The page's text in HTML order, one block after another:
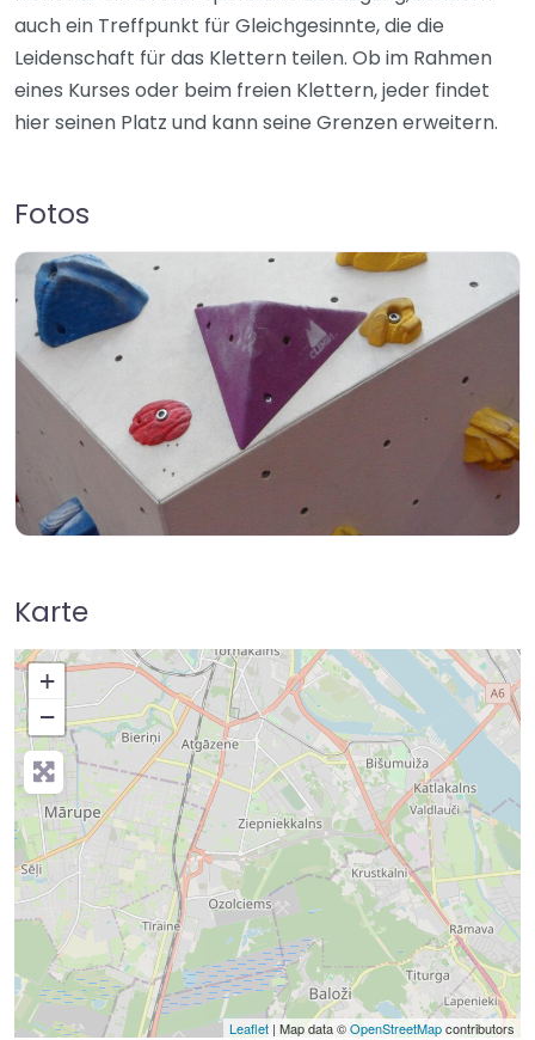
auch ein Treffpunkt für Gleichgesinnte, die die
Leidenschaft für das Klettern teilen. Ob im Rahmen
eines Kurses oder beim freien Klettern, jeder findet
hier seinen Platz und kann seine Grenzen erweitern.
Fotos
Karte
+
−
Leaflet | Map data ©OpenStreetMapcontributors